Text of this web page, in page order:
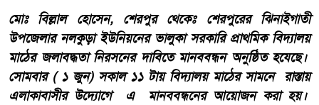
মোঃ বিল্লাল হোসেন, শেরপুর থেকেঃ শেরপুরের ঝিনাইগাতী
উপজেলার নলকুড়া ইউনিয়নের ভালুকা সরকারি প্রাথমিক বিদ্যালয়
মাঠের জলাবদ্ধতা নিরসনের দাবিতে মানববন্ধন অনুষ্ঠিত হযেছে।
সোমবার ( ১ জুন) সকাল ১১ টায় বিদ্যালয় মাঠের সামনে রাস্তায়
এলাকাবাসীর উদ্যোগে এ মানববন্ধনের আয়োজন করা হয়।